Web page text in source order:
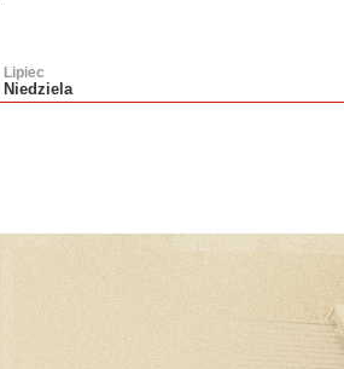
Lipiec
Niedziela